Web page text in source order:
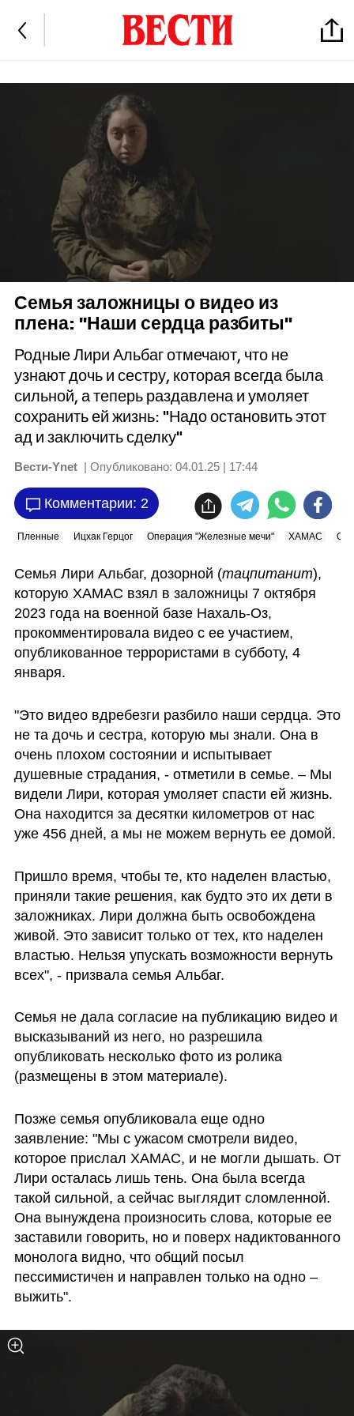
Семья заложницы о видео из
плена: "Наши сердца разбиты"
Родные Лири Альбаг отмечают, что не
узнают дочь и сестру, которая всегда была
сильной, а теперь раздавлена и умоляет
сохранить ей жизнь: "Надо остановить этот
ад и заключить сделку"
Вести-Ynet | Опубликовано: 04.01.25 | 17:44
Комментарии: 2
Пленные Ицхак Герцог Операция "Железные мечи" ХАМАС
Семья Лири Альбаг, дозорной (тацпитанит),
которую ХАМАС взял в заложницы 7 октября
2023 года на военной базе Нахаль-Оз,
прокомментировала видео с ее участием,
опубликованное террористами в субботу, 4
января.
"Это видео вдребезги разбило наши сердца. Это
не та дочь и сестра, которую мы знали. Она в
очень плохом состоянии и испытывает
душевные страдания, - отметили в семье. – Мы
видели Лири, которая умоляет спасти ей жизнь.
Она находится за десятки километров от нас
уже 456 дней, а мы не можем вернуть ее домой.
Пришло время, чтобы те, кто наделен властью,
приняли такие решения, как будто это их дети в
заложниках. Лири должна быть освобождена
живой. Это зависит только от тех, кто наделен
властью. Нельзя упускать возможности вернуть
всех", - призвала семья Альбаг.
Семья не дала согласие на публикацию видео и
высказываний из него, но разрешила
опубликовать несколько фото из ролика
(размещены в этом материале).
Позже семья опубликовала еще одно
заявление: "Мы с ужасом смотрели видео,
которое прислал ХАМАС, и не могли дышать. От
Лири осталась лишь тень. Она была всегда
такой сильной, а сейчас выглядит сломленной.
Она вынуждена произносить слова, которые ее
заставили говорить, но и поверх надиктованного
монолога видно, что общий посыл
пессимистичен и направлен только на одно –
выжить".